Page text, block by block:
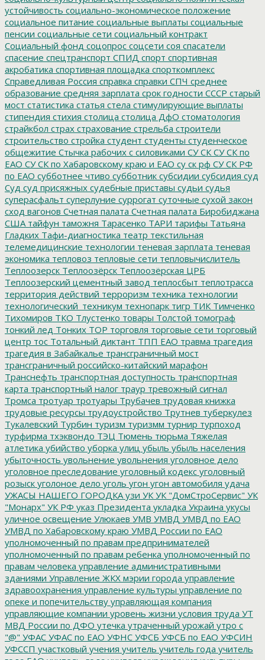
устойчивость социально-экономическое положение
социальное питание социальные выплаты социальные
пенсии социальные сети социальный контракт
Социальный фонд соцопрос соцсети соя спасатели
спасение спецтранспорт СПИД спорт спортивная
акробатика спортивная площадка спорткомплекс
Справедливая Россия справка справки СПЧ среднее
образование средняя зарплата срок годности СССР старый
мост статистика статья стела стимулирующие выплаты
стипендия стихия столица столица ДфО стоматология
страйкбол страх страхование стрельба строители
строительство стройка студент студенты студенческое
общежитие Стычка рабочих с силовиками СУ СК СУ СК по
ЕАО СУ СК по Хабаровскому краю и ЕАО су ск рф СУ СК РФ
по ЕАО субботнее чтиво субботник субсидии субсидия суд
Суд суд присяжных судебные приставы судьи судья
суперасфальт суперлуние суррогат суточные сухой закон
сход вагонов Счетная палата Счетная палата Биробиджана
США тайфун таможня Тарасенко ТАРИ тарифы Татьяна
Гладких Тафи-диагностика театр текстильная
телемедицинские технологии теневая зарплата теневая
экономика тепловоз тепловые сети тепловычислитель
Теплоозерск Теплоозёрск Теплоозёрская ЦРБ
Теплоозерский цементный завод теплосбыт теплотрасса
территория действий терроризм техника технологии
технологический_техникум технопарк тигр ТИК Тимченко
Тихомиров ТКО Тлустенко товары Толстой томограф
тонкий лед Тонких ТОР торговля торговые сети торговый
центр тос Тотальный диктант ТПП ЕАО травма трагедия
трагедия в Забайкалье трансграничный мост
трансграничный российско-китайский марафон
Транснефть транспортная доступность транспортная
карта транспортный налог траур тревожный сигнал
Тромса тротуар тротуары Трубачев трудовая книжка
трудовые ресурсы трудоустройство Трутнев туберкулез
Тукалевский Турбин туризм туризмм турнир турпоход
турфирма тхэквондо ТЭЦ Тюмень тюрьма Тяжелая
атлетика убийство уборка улиц убыль убыль населения
убыточность увольнение увольнения уголовное дело
уголовное преследование уголовный кодекс уголовный
розыск уголоное дело уголь угон угон автомобиля удача
УЖАСЫ НАШЕГО ГОРОДКА узи УК УК "ДомСтроСервис" УК
"Монарх" УК РФ указ Президента укладка Украина укусы
уличное освещение Улюкаев УМВ УМВД УМВД по ЕАО
УМВД по Хабаровскому краю УМВД России по ЕАО
уполномоченный по правам предпринимателей
уполномоченный по правам ребенка уполномоченный по
правам человека управление административными
зданиями Управление ЖКХ мэрии города управление
здравоохранения управление культуры управление по
опеке и попечительству управляющая компания
управляющие компании уровень жизни условия труда УТ
МВД России по ДФО утечка утраченный урожай утро с
"@" УФАС УФАС по ЕАО УФНС УФСБ УФСБ по ЕАО УФСИН
УФССП участковый учения учитель учитель года учитель